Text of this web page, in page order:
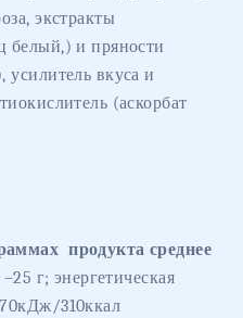
экстракты
белый,) и пряности
вкуса и
(аскорбат
продукта среднее
г; энергетическая
310ккал